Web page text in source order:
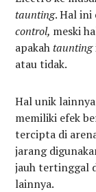
taunting. Hal
control, meski
apakahtaunting
atau tidak.
Hal unik
memiliki efek
tercipta di
jarang
jauh tertinggal
lainnya.